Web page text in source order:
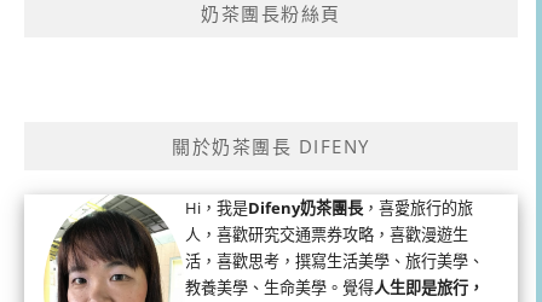
奶茶團長粉絲頁
關於奶茶團長 DIFENY
Hi，我是Difeny奶茶團長 ，喜愛旅行的旅
人，喜歡研究交通票券攻略，喜歡漫遊生
活，喜歡思考，撰寫生活美學、旅行美學、
教養美學、生命美學。覺得人生即是旅行，